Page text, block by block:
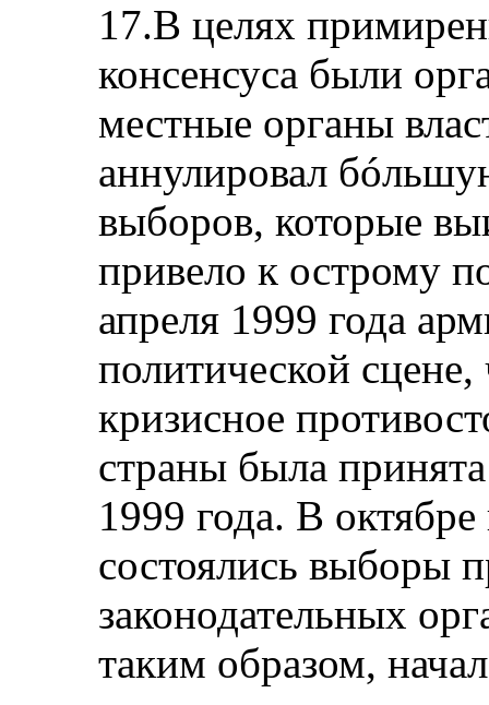
17.В целях
консенсуса были
местные органы
аннулировал
выборов, которые
привело к острому
апреля 1999 года
политической
кризисное
страны была
1999 года. В
состоялись выборы
законодательных
таким образом,